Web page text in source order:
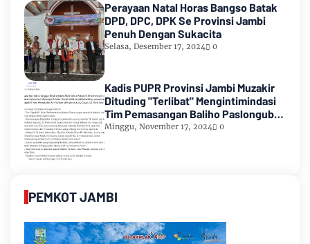
Perayaan Natal Horas Bangso Batak
DPD, DPC, DPK Se Provinsi Jambi
Penuh Dengan Sukacita
Selasa, Desember 17, 2024 0
Kadis PUPR Provinsi Jambi Muzakir
Dituding "Terlibat" Mengintimindasi
Tim Pemasangan Baliho Paslongub
Romi-Sudirman
Minggu, November 17, 2024 0
PEMKOT JAMBI